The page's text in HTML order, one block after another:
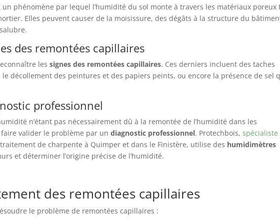
un phénomène par lequel l’humidité du sol monte à travers les matériaux poreux
Elles peuvent causer de la moisissure, des dégâts à la structure du
des remontées capillaires
lessignes des remontées capillaires. Ces derniers incluent des taches
le décollement des peintures et des papiers peints, ou encore la présence de sel
professionnel
n’étant pas nécessairement dû à la remontée de l’humidité dans les
valider le problème par undiagnostic professionnel. Protechbois,spécialiste
de charpente à Quimper et dans le Finistère, utilise des humidimètres
et déterminer l’origine précise de l’humidité.
des remontées capillaires
le problème de remontées capillaires :